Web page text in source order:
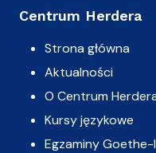
Centrum Herdera
Strona główna
Aktualności
O Centrum
Kursy językowe
Egzaminy